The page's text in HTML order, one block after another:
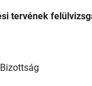
tervének